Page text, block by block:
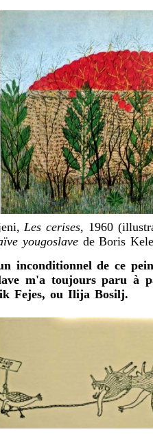
Les cerises, 1960
yougoslavede Boris
de ce
m'a toujours paru à
Fejes, ou Ilija Bosilj.